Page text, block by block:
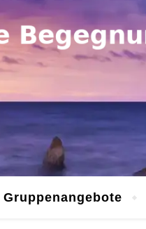
Gruppenangebote